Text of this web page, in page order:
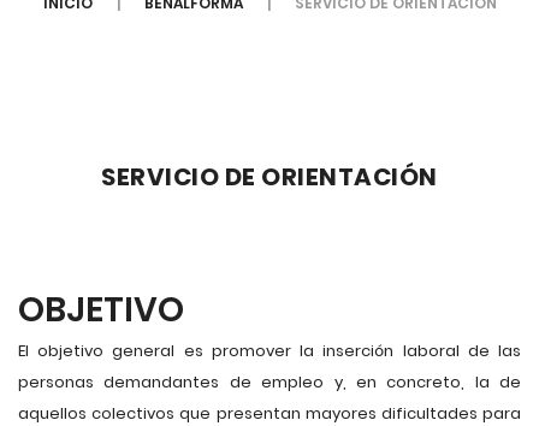
SERVICIO DE ORIENTACIÓN
OBJETIVO
El objetivo general es promover la inserción laboral de las
personas demandantes de empleo y, en concreto, la de
aquellos colectivos que presentan mayores dificultades para